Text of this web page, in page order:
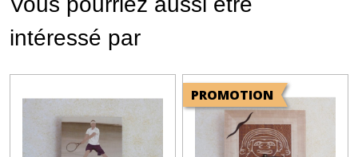
intéressé par
PROMOTION